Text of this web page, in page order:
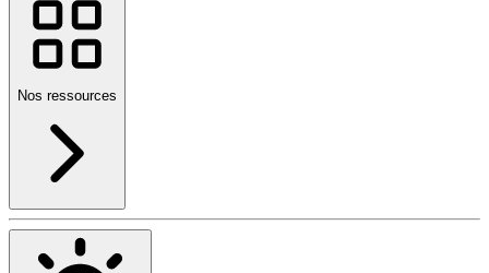
Nos ressources